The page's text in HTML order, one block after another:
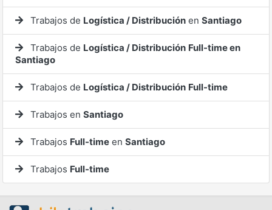
Trabajos de Logística / Distribución en Santiago
Trabajos de Logística / Distribución Full-time en
Santiago
Trabajos de Logística / Distribución Full-time
Trabajos en Santiago
Trabajos Full-time en Santiago
Trabajos Full-time